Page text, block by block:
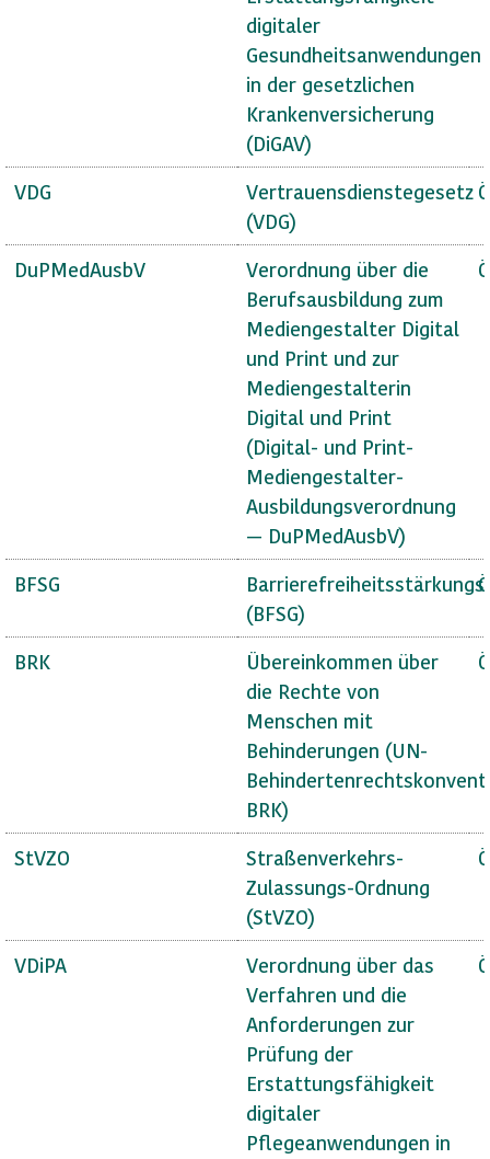
digitaler
Gesundheitsanwendungen
in der gesetzlichen
Krankenversicherung
(DiGAV)
VDG
Vertrauensdienstegesetz
(VDG)
DuPMedAusbV
Verordnung über die
Berufsausbildung zum
Mediengestalter Digital
und Print und zur
Mediengestalterin
Digital und Print
(Digital- und Print-
Mediengestalter-
Ausbildungsverordnung
— DuPMedAusbV)
BFSG
(BFSG)
BRK
Übereinkommen über
die Rechte von
Menschen mit
Behinderungen (UN-
BRK)
StVZO
Straßenverkehrs-
Zulassungs-Ordnung
(StVZO)
VDiPA
Verordnung über das
Verfahren und die
Anforderungen zur
Prüfung der
Erstattungsfähigkeit
digitaler
Pflegeanwendungen in